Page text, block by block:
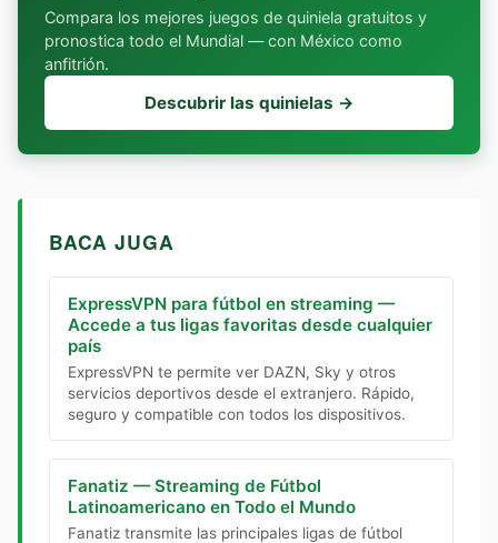
Compara los mejores juegos de quiniela gratuitos y
pronostica todo el Mundial — con México como
anfitrión.
Descubrir las quinielas →
BACA JUGA
ExpressVPN para fútbol en streaming —
Accede a tus ligas favoritas desde cualquier
país
ExpressVPN te permite ver DAZN, Sky y otros
servicios deportivos desde el extranjero. Rápido,
seguro y compatible con todos los dispositivos.
Fanatiz — Streaming de Fútbol
Latinoamericano en Todo el Mundo
Fanatiz transmite las principales ligas de fútbol